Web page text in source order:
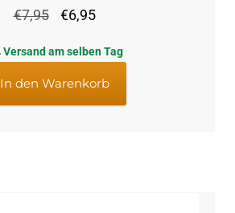
€7,95
Ursprünglicher
war:
€7,95
€6,95Aktueller
ist:
€6,95.
Versand am selben Tag
In den Warenkorb